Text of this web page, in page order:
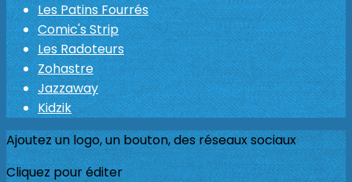
Les Patins Fourrés
Comic's Strip
Les Radoteurs
Zohastre
Jazzaway
Kidzik
Ajoutez un logo, un bouton, des réseaux sociaux
Cliquez pour éditer